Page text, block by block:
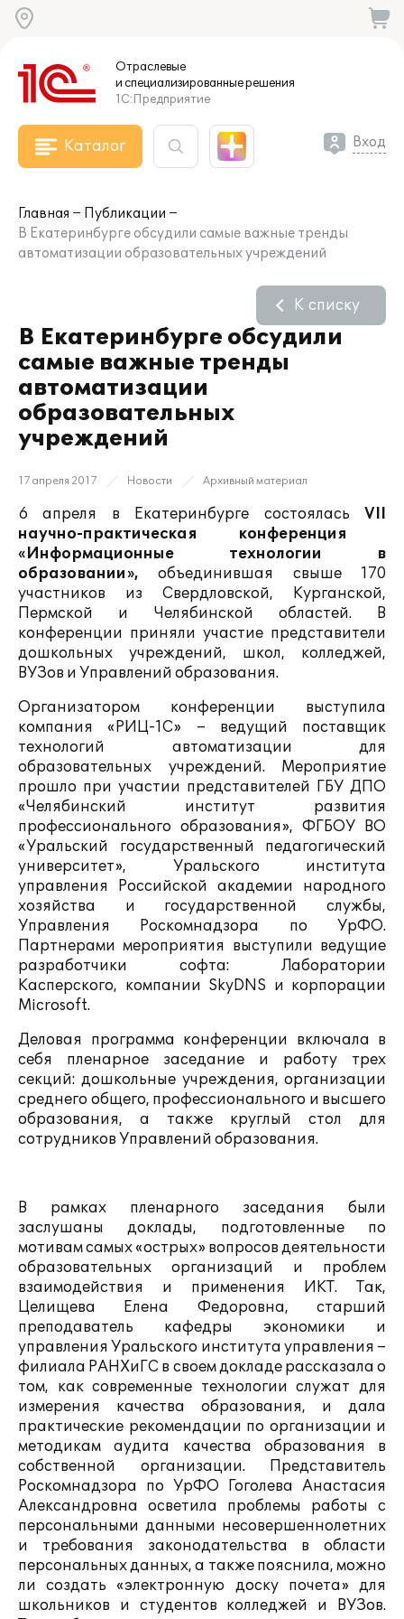
Отраслевые
и специализированныерешения
1С:Предприятие
Каталог Вход
Главная
Публикации
В Екатеринбурге обсудили самые важные тренды
автоматизации образовательных учреждений
В Екатеринбурге обсудили
самые важные тренды
автоматизации
образовательных
учреждений
К списку
17 апреля 2017 Новости Архивный материал
6 апреля в Екатеринбурге состоялась VII
научно-практическая конференция
«Информационные технологии в
образовании», объединившая свыше 170
участников из Свердловской, Курганской,
Пермской и Челябинской областей. В
конференции приняли участие представители
дошкольных учреждений, школ, колледжей,
ВУЗов и Управлений образования.
Организатором конференции выступила
компания «РИЦ-1С» – ведущий поставщик
технологий автоматизации для
образовательных учреждений. Мероприятие
прошло при участии представителей ГБУ ДПО
«Челябинский институт развития
профессионального образования», ФГБОУ ВО
«Уральский государственный педагогический
университет», Уральского института
управления Российской академии народного
хозяйства и государственной службы,
Управления Роскомнадзора по УрФО.
Партнерами мероприятия выступили ведущие
разработчики софта: Лаборатории
Касперского, компании SkyDNS и корпорации
Microsoft.
Деловая программа конференции включала в
себя пленарное заседание и работу трех
секций: дошкольные учреждения, организации
среднего общего, профессионального и высшего
образования, а также круглый стол для
сотрудников Управлений образования.
В рамках пленарного заседания были
заслушаны доклады, подготовленные по
мотивам самых «острых» вопросов деятельности
образовательных организаций и проблем
взаимодействия и применения ИКТ. Так,
Целищева Елена Федоровна, старший
преподаватель кафедры экономики и
управления Уральского института управления –
филиала РАНХиГС в своем докладе рассказала о
том, как современные технологии служат для
измерения качества образования, и дала
практические рекомендации по организации и
методикам аудита качества образования в
собственной организации. Представитель
Роскомнадзора по УрФО Гоголева Анастасия
Александровна осветила проблемы работы с
персональными данными несовершеннолетних
и требования законодательства в области
персональных данных, а также пояснила, можно
ли создать «электронную доску почета» для
школьников и студентов колледжей и ВУЗов.